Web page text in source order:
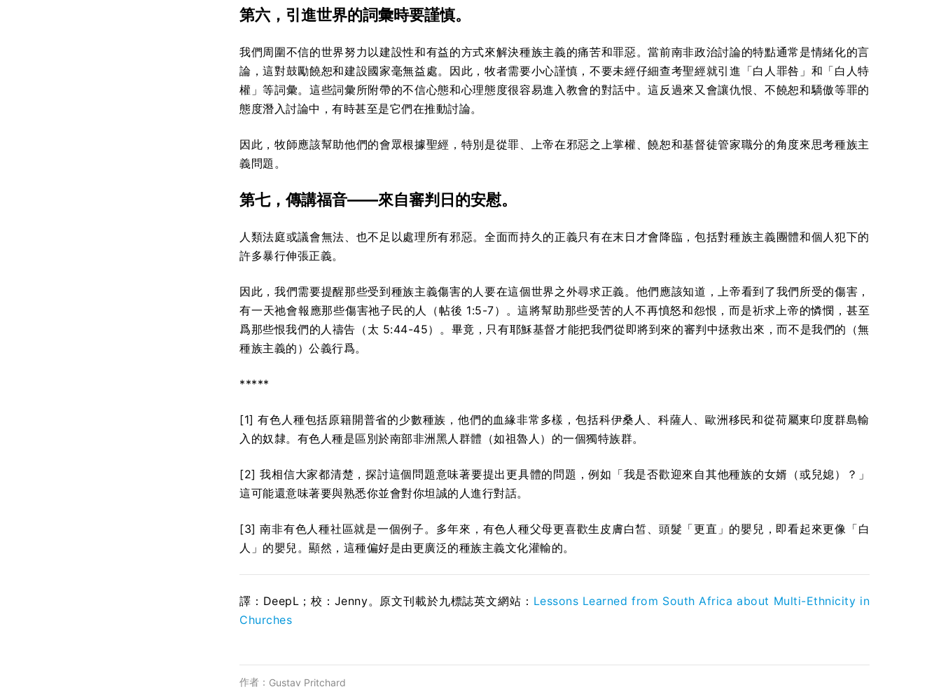
第六，引進世界的詞彙時要謹慎。
我們周圍不信的世界努力以建設性和有益的方式來解決種族主義的痛苦和罪惡。當前南非政治討論的特點通常是情緒化的言
論，這對鼓勵饒恕和建設國家毫無益處。因此，牧者需要小心謹慎，不要未經仔細查考聖經就引進「白人罪咎」和「白人特
權」等詞彙。這些詞彙所附帶的不信心態和心理態度很容易進入教會的對話中。這反過來又會讓仇恨、不饒恕和驕傲等罪的
態度潛入討論中，有時甚至是它們在推動討論。
因此，牧師應該幫助他們的會眾根據聖經，特別是從罪、上帝在邪惡之上掌權、饒恕和基督徒管家職分的角度來思考種族主
義問題。
第七，傳講福音——來自審判日的安慰。
人類法庭或議會無法、也不足以處理所有邪惡。全面而持久的正義只有在末日才會降臨，包括對種族主義團體和個人犯下的
許多暴行伸張正義。
因此，我們需要提醒那些受到種族主義傷害的人要在這個世界之外尋求正義。他們應該知道，上帝看到了我們所受的傷害，
有一天祂會報應那些傷害祂子民的人（帖後 1:5-7）。這將幫助那些受苦的人不再憤怒和怨恨，而是祈求上帝的憐憫，甚至
爲那些恨我們的人禱告（太 5:44-45）。畢竟，只有耶穌基督才能把我們從即將到來的審判中拯救出來，而不是我們的（無
種族主義的）公義行爲。
*****
[1] 有色人種包括原籍開普省的少數種族，他們的血緣非常多樣，包括科伊桑人、科薩人、歐洲移民和從荷屬東印度群島輸
入的奴隸。有色人種是區別於南部非洲黑人群體（如祖魯人）的一個獨特族群。
[2] 我相信大家都清楚，探討這個問題意味著要提出更具體的問題，例如「我是否歡迎來自其他種族的女婿（或兒媳）？」
這可能還意味著要與熟悉你並會對你坦誠的人進行對話。
[3] 南非有色人種社區就是一個例子。多年來，有色人種父母更喜歡生皮膚白皙、頭髮「更直」的嬰兒，即看起來更像「白
人」的嬰兒。顯然，這種偏好是由更廣泛的種族主義文化灌輸的。
譯：DeepL；校：Jenny。原文刊載於九標誌英文網站： Lessons Learned from South Africa about Multi-Ethnicity in
Churches
作者： Gustav Pritchard